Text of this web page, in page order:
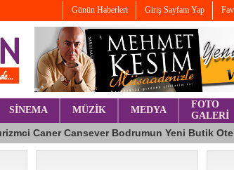
Günün Haberleri Giriş Sayfam Yap
SİNEMA MÜZİK MEDYA
FOTO
GALERİ